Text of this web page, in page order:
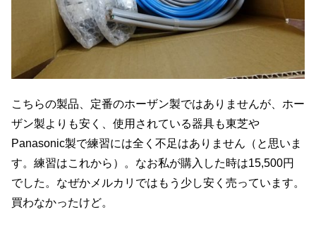
こちらの製品、定番のホーザン製ではありませんが、ホー
ザン製よりも安く、使用されている器具も東芝や
Panasonic製で練習には全く不足はありません（と思いま
す。練習はこれから）。なお私が購入した時は15,500円
でした。なぜかメルカリではもう少し安く売っています。
買わなかったけど。